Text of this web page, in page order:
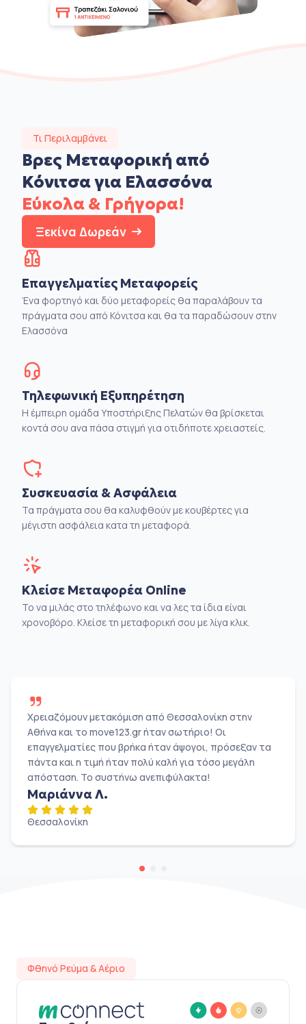
Τι Περιλαμβάνει
Βρες Μεταφορική από
Κόνιτσα για Ελασσόνα
Εύκολα & Γρήγορα!
Ξεκίνα Δωρεάν
Επαγγελματίες Μεταφορείς
Ένα φορτηγό και δύο μεταφορείς θα παραλάβουν τα
πράγματα σου από Κόνιτσα και θα τα παραδώσουν στην
Ελασσόνα
Τηλεφωνική Εξυπηρέτηση
Η έμπειρη ομάδα Υποστήριξης Πελατών θα βρίσκεται
κοντά σου ανα πάσα στιγμή για οτιδήποτε χρειαστείς.
Συσκευασία & Ασφάλεια
Τα πράγματα σου θα καλυφθούν με κουβέρτες για
μέγιστη ασφάλεια κατα τη μεταφορά.
Κλείσε Μεταφορέα Online
Το να μιλάς στο τηλέφωνο και να λες τα ίδια είναι
χρονοβόρο. Κλείσε τη μεταφορική σου με λίγα κλικ.
Χρειαζόμουν μετακόμιση από Θεσσαλονίκη στην
Αθήνα και το move123.gr ήταν σωτήριο! Οι
επαγγελματίες που βρήκα ήταν άψογοι, πρόσεξαν τα
πάντα και η τιμή ήταν πολύ καλή για τόσο μεγάλη
απόσταση. Το συστήνω ανεπιφύλακτα!
Μαριάννα Λ.
Θεσσαλονίκη
Φθηνό Ρεύμα & Αέριο